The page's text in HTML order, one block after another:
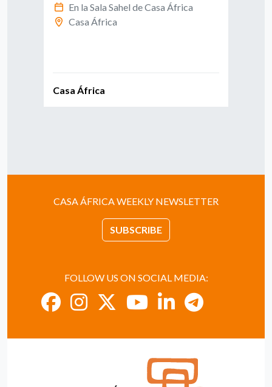
En la Sala Sahel de Casa África
Casa África
Casa África
CASA ÁFRICA WEEKLY NEWSLETTER
SUBSCRIBE
FOLLOW US ON SOCIAL MEDIA: